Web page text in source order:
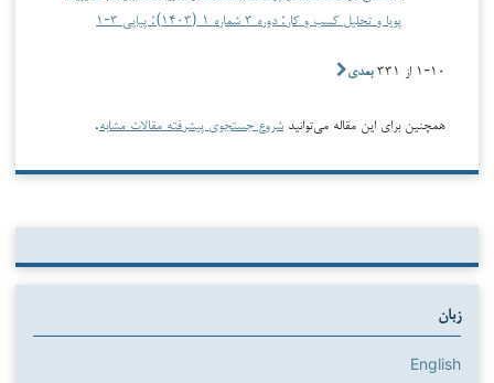
پویا و تحلیل کسب و کار: دوره ۳ شماره ۱ (۱۴۰۳): پیاپی ۳-۱
۱-۱۰ از ۳۳۱ بعدی
همچنین برای این مقاله می‌توانید شروع جستجوی پیشرفته مقالات مشابه.
زبان
English